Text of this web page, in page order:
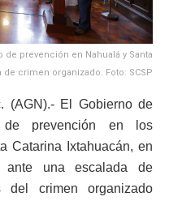
de prevención en Nahualá y Santa
crimen organizado. Foto: SCSP
(AGN).- El Gobierno de
de prevención en los
Catarina Ixtahuacán, en
ante una escalada de
del crimen organizado